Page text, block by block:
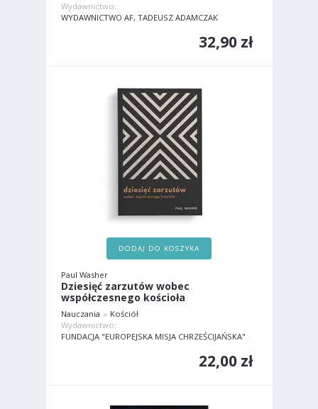
Wydawnictwo:
WYDAWNICTWO AF, TADEUSZ ADAMCZAK
32,90 zł
DODAJ DO KOSZYKA
Paul Washer
Dziesięć zarzutów wobec
współczesnego kościoła
Nauczania
Kościół
Wydawnictwo:
FUNDACJA "EUROPEJSKA MISJA CHRZEŚCIJAŃSKA"
22,00 zł